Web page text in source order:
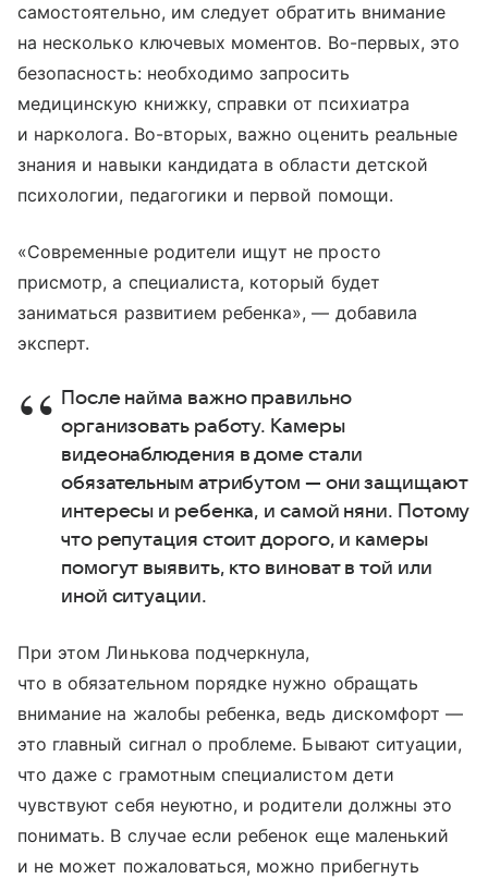
самостоятельно, им следует обратить внимание
на несколько ключевых моментов. Во-первых, это
безопасность: необходимо запросить
медицинскую книжку, справки от психиатра
и нарколога. Во-вторых, важно оценить реальные
знания и навыки кандидата в области детской
психологии, педагогики и первой помощи.
«Современные родители ищут не просто
присмотр, а специалиста, который будет
заниматься развитием ребенка», — добавила
эксперт.
После найма важно правильно
организовать работу. Камеры
видеонаблюдения в доме стали
обязательным атрибутом — они защищают
интересы и ребенка, и самой няни. Потому
что репутация стоит дорого, и камеры
помогут выявить, кто виноват в той или
иной ситуации.
При этом Линькова подчеркнула,
что в обязательном порядке нужно обращать
внимание на жалобы ребенка, ведь дискомфорт —
это главный сигнал о проблеме. Бывают ситуации,
что даже с грамотным специалистом дети
чувствуют себя неуютно, и родители должны это
понимать. В случае если ребенок еще маленький
и не может пожаловаться, можно прибегнуть